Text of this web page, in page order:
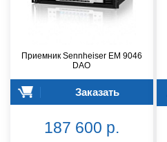
Приемник Sennheiser EM 9046
DAO
Заказать
187 600 р.